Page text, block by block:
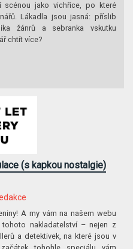
scénou jako vichřice, po které
Lákadla jsou jasná: příslib
žánrů a sebranka vskutku
chtít více?
(s kapkou nostalgie)
A my vám na našem webu
nakladatelství – nejen z
a detektivek, na které jsou v